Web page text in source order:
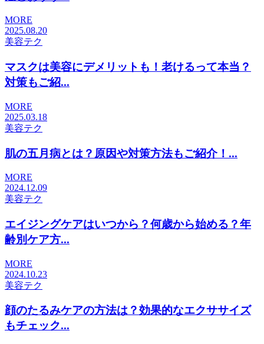
MORE
2025.08.20
美容テク
マスクは美容にデメリットも！老けるって本当？
対策もご紹...
MORE
2025.03.18
美容テク
肌の五月病とは？原因や対策方法もご紹介！...
MORE
2024.12.09
美容テク
エイジングケアはいつから？何歳から始める？年
齢別ケア方...
MORE
2024.10.23
美容テク
顔のたるみケアの方法は？効果的なエクササイズ
もチェック...